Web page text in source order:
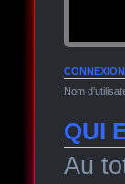
CONNEXION
Nom
QUI
Au